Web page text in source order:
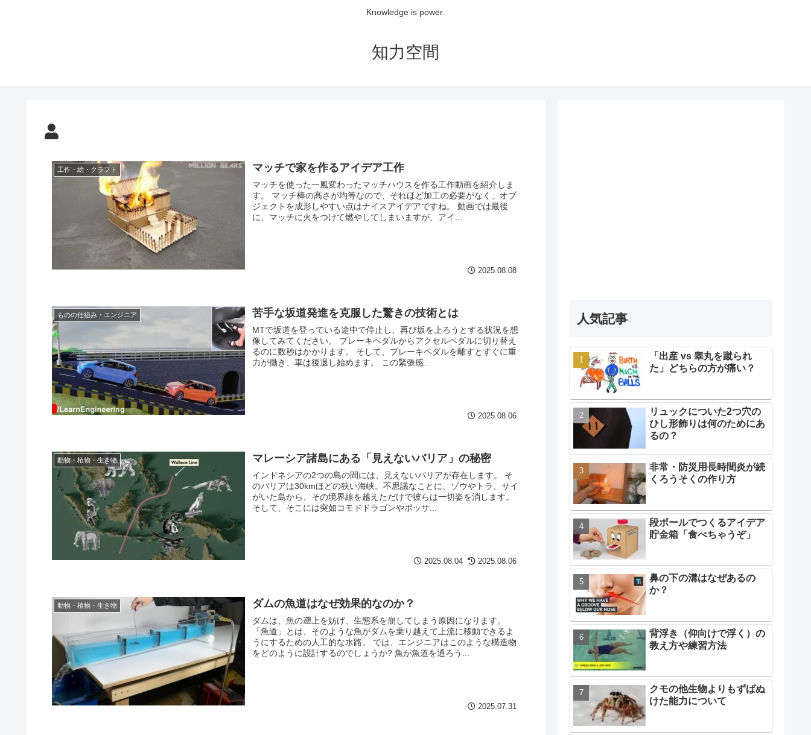
Knowledge is power.
知力空間
工作・絵・クラフト マッチで家を作るアイデア工作
マッチを使った一風変わったマッチハウスを作る工作動画を紹介しま
す。 マッチ棒の高さが均等なので、それほど加工の必要がなく、オブ
ジェクトを成形しやすい点はナイスアイデアですね。 動画では最後
に、マッチに火をつけて燃やしてしまいますが、アイ...
2025.08.08
ものの仕組み・エンジニア 苦手な坂道発進を克服した驚きの技術とは
MTで坂道を登っている途中で停止し、再び坂を上ろうとする状況を想
像してみてください。 ブレーキペダルからアクセルペダルに切り替え
るのに数秒はかかります。 そして、ブレーキペダルを離すとすぐに重
力が働き、車は後退し始めます。 この緊張感...
2025.08.06
動物・植物・生き物 マレーシア諸島にある「見えないバリア」の秘密
インドネシアの2つの島の間には、見えないバリアが存在します。 そ
のバリアは30kmほどの狭い海峡。不思議なことに、ゾウやトラ、サイ
がいた島から、その境界線を越えただけで彼らは一切姿を消します。
そして、そこには突如コモドドラゴンやポッサ...
2025.08.04 2025.08.06
動物・植物・生き物 ダムの魚道はなぜ効果的なのか？
ダムは、魚の遡上を妨げ、生態系を崩してしまう原因になります。
「魚道」とは、そのような魚がダムを乗り越えて上流に移動できるよ
うにするための人工的な水路。 では、エンジニアはこのような構造物
をどのように設計するのでしょうか? 魚が魚道を通ろう...
2025.07.31
人気記事
「出産 vs 睾丸を蹴られ
た」どちらの方が痛い？
リュックについた2つ穴の
ひし形飾りは何のためにあ
るの？
非常・防災用長時間炎が続
くろうそくの作り方
段ボールでつくるアイデア
貯金箱「食べちゃうぞ」
鼻の下の溝はなぜあるの
か？
背浮き（仰向けで浮く）の
教え方や練習方法
クモの他生物よりもずばぬ
けた能力について